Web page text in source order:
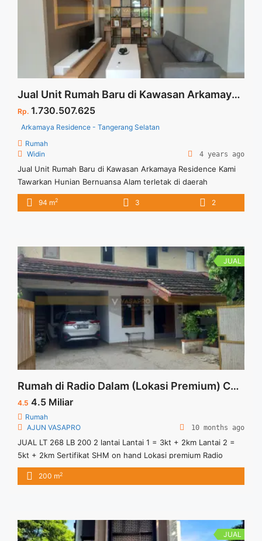
Vasya 7 x 12 Full Furnished at BSD City">Read more</a>
Jual Unit Rumah Baru di Kawasan Arkamaya Residence
Rp. 1.730.507.625
Arkamaya Residence - Tangerang Selatan
Rumah
Widin
4 years ago
Jual Unit Rumah Baru di Kawasan Arkamaya Residence Kami
Tawarkan Hunian Bernuansa Alam terletak di daerah
Tangerang Selatan dan Mengutamakan kenyamanan hidup
dengan menghadirkan suasana alam hanya selangkah dari
Tersedia Unit Lain untuk Dijual
94 m2 3 2
JUAL
Rumah di Radio Dalam (Lokasi Premium) Cocok untuk Bisnis Kost
4.5 4.5 Miliar
Rumah
AJUN VASAPRO
10 months ago
JUAL LT 268 LB 200 2 lantai Lantai 1 = 3kt + 2km Lantai 2 =
5kt + 2km Sertifikat SHM on hand Lokasi premium Radio
Dalam. Sangat dekat dengan P. Indah info & showing A J U N
VASAPRO
200 m2
JUAL